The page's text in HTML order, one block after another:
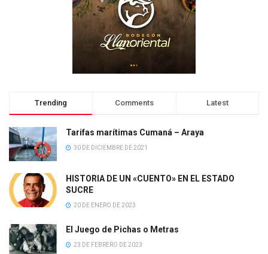
Trending Comments Latest
Tarifas marítimas Cumaná – Araya
30 DE DICIEMBRE DE 2021
HISTORIA DE UN «CUENTO» EN EL ESTADO
SUCRE
20 DE ENERO DE 2023
El Juego de Pichas o Metras
23 DE FEBRERO DE 2023